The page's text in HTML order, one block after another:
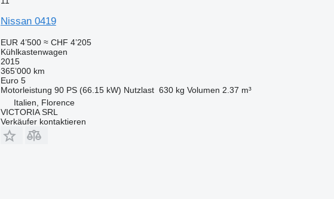
Nissan 0419
EUR 4’500 ≈ CHF 4’205
Kühlkastenwagen
2015
365’000 km
Euro 5
Motorleistung 90 PS (66.15 kW) Nutzlast 630 kg Volumen 2.37 m³
Italien, Florence
VICTORIA SRL
Verkäufer kontaktieren